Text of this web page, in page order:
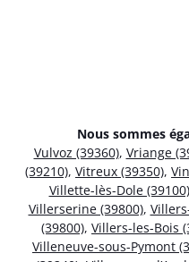
Nous sommes
Vulvoz (39360), Vriange
(39210), Vitreux (39350),
Villette-lès-Dole (39100)
Villerserine (39800),
(39800), Villers-les-Bois
Villeneuve-sous-Pymont